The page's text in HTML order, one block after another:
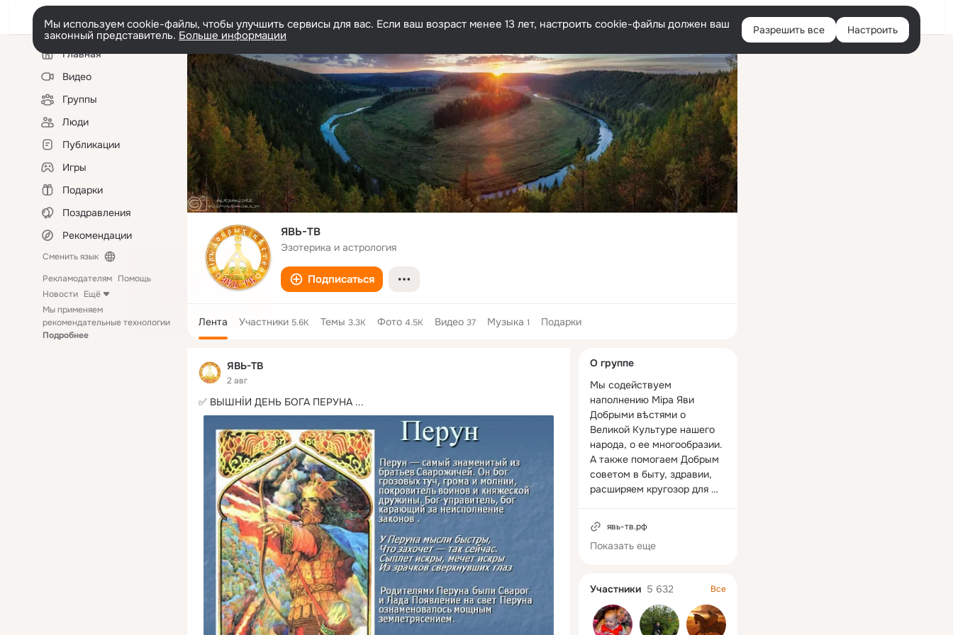
Войти
Мы используем cookie-файлы, чтобы улучшить сервисы для вас. Если ваш возраст менее 13 лет, настроить cookie-файлы должен ваш
законный представитель. Больше информации Разрешить все Настроить
Левая
колонкаГлавная
Видео
Группы
Люди
Публикации
Игры
Подарки
Поздравления
Рекомендации
Сменить язык
Рекламодателям Помощь
Новости Ещё
Мы применяем
рекомендательные технологии
Подробнее
ЯВЬ-ТВ
Эзотерика и астрология
Подписаться
Лента Участники 5.6K Темы 3.3K Фото 4.5K Видео 37 Музыка 1 Подарки
ЯВЬ-ТВ
2 авг
✅ ВЫШНİИ ДЕНЬ БОГА ПЕРУНА ...
колонка
О группе
Мы содействуем
наполнению Мiра Яви
Добрыми вѣстями о
Великой Культуре нашего
народа, о ее многообразии.
А также помогаем Добрым
советом в быту, здравии,
расширяем кругозор для
Канал Явь-тв
политике или религиям.
Материалы в статьях
предоставляются
явь-тв.рф
Показать еще
Участники 5 632 Все